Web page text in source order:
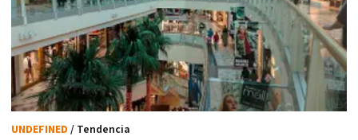
UNDEFINED / Tendencia